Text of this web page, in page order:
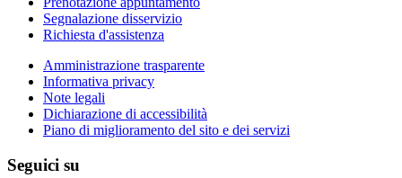
Segnalazione disservizio
Richiesta d'assistenza
Amministrazione trasparente
Informativa privacy
Note legali
Dichiarazione di accessibilità
Piano di miglioramento del sito e dei servizi
Seguici su